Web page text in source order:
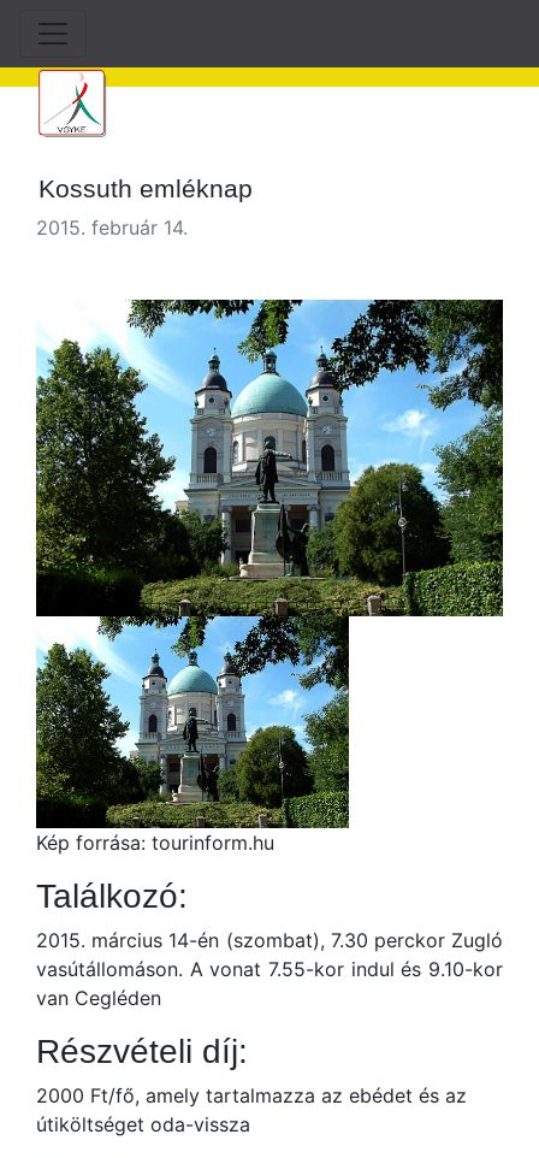
Kossuth emléknap
2015. február 14.
Kép forrása: tourinform.hu
Találkozó:
2015. március 14-én (szombat), 7.30 perckor Zugló
vasútállomáson. A vonat 7.55-kor indul és 9.10-kor
van Cegléden
Részvételi díj:
2000 Ft/fő, amely tartalmazza az ebédet és az
útiköltséget oda-vissza